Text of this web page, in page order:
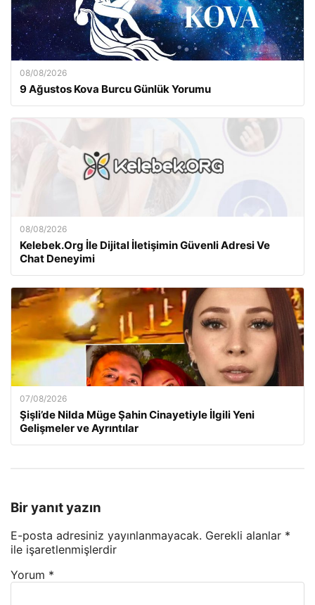
08/08/2026
9 Ağustos Kova Burcu Günlük Yorumu
08/08/2026
Kelebek.Org İle Dijital İletişimin Güvenli Adresi Ve
Chat Deneyimi
07/08/2026
Şişli’de Nilda Müge Şahin Cinayetiyle İlgili Yeni
Gelişmeler ve Ayrıntılar
Bir yanıt yazın
E-posta adresiniz yayınlanmayacak. Gerekli alanlar *
ile işaretlenmişlerdir
Yorum *